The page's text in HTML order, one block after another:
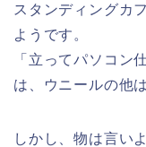
スタンディングカ
ようです。
「立ってパソコン
は、ウニールの他
しかし、物は言い